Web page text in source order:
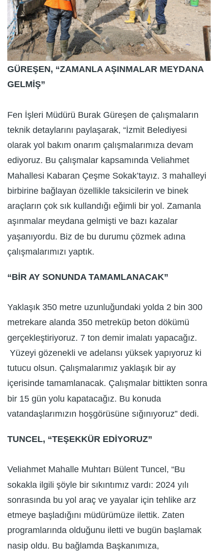
GÜREŞEN, “ZAMANLA AŞINMALAR MEYDANA
GELMİŞ”
Fen İşleri Müdürü Burak Güreşen de çalışmaların
teknik detaylarını paylaşarak, “İzmit Belediyesi
olarak yol bakım onarım çalışmalarımıza devam
ediyoruz. Bu çalışmalar kapsamında Veliahmet
Mahallesi Kabaran Çeşme Sokak’tayız. 3 mahalleyi
birbirine bağlayan özellikle taksicilerin ve binek
araçların çok sık kullandığı eğimli bir yol. Zamanla
aşınmalar meydana gelmişti ve bazı kazalar
yaşanıyordu. Biz de bu durumu çözmek adına
çalışmalarımızı yaptık.
“BİR AY SONUNDA TAMAMLANACAK”
Yaklaşık 350 metre uzunluğundaki yolda 2 bin 300
metrekare alanda 350 metreküp beton dökümü
gerçekleştiriyoruz. 7 ton demir imalatı yapacağız.
Yüzeyi gözenekli ve adelansı yüksek yapıyoruz ki
tutucu olsun. Çalışmalarımız yaklaşık bir ay
içerisinde tamamlanacak. Çalışmalar bittikten sonra
bir 15 gün yolu kapatacağız. Bu konuda
vatandaşlarımızın hoşgörüsüne sığınıyoruz” dedi.
TUNCEL, “TEŞEKKÜR EDİYORUZ”
Veliahmet Mahalle Muhtarı Bülent Tuncel, “Bu
sokakla ilgili şöyle bir sıkıntımız vardı: 2024 yılı
sonrasında bu yol araç ve yayalar için tehlike arz
etmeye başladığını müdürümüze ilettik. Zaten
programlarında olduğunu iletti ve bugün başlamak
nasip oldu. Bu bağlamda Başkanımıza,